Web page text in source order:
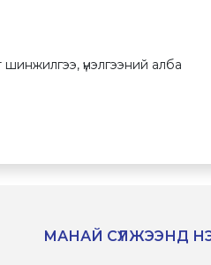
үнэлгээний алба
МАНАЙ СҮЛЖЭЭНД